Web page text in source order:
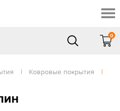
0
| Ковровые покрытия
|